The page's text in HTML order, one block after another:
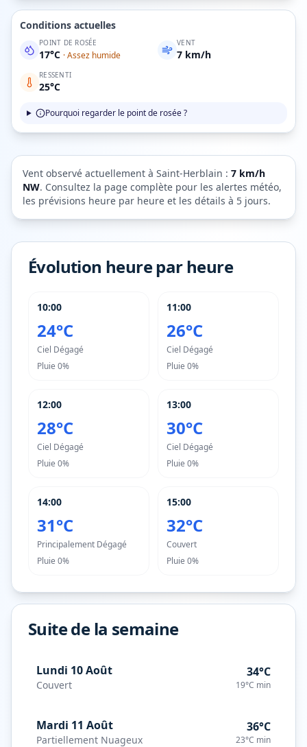
Conditions actuelles
POINT DE ROSÉE
17°C ·Assez humide
VENT
7 km/h
RESSENTI
25°C
Pourquoi regarder le point de rosée ?
Vent observé actuellement à Saint-Herblain : 7 km/h
NW. Consultez la page complète pour les alertes météo,
les prévisions heure par heure et les détails à 5 jours.
Évolution heure par heure
10:00
24°C
Ciel Dégagé
Pluie 0%
11:00
26°C
Ciel Dégagé
Pluie 0%
12:00
28°C
Ciel Dégagé
Pluie 0%
13:00
30°C
Ciel Dégagé
Pluie 0%
14:00
31°C
Principalement Dégagé
Pluie 0%
15:00
32°C
Couvert
Pluie 0%
Suite de la semaine
Lundi 10 Août
Couvert
34°C
19°C min
Mardi 11 Août
Partiellement Nuageux
36°C
23°C min